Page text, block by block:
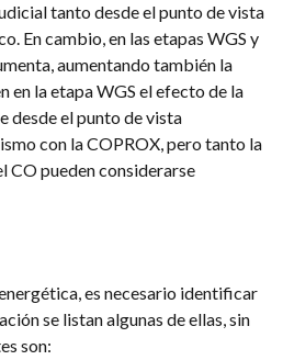
tanto desde el punto de vista
En cambio, en las etapas WGS y
aumentando también la
en la etapa WGS el efecto de la
desde el punto de vista
con la COPROX, pero tanto la
CO pueden considerarse
es necesario identificar
se listan algunas de ellas, sin
son: